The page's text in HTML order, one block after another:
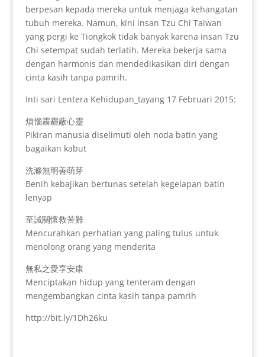
berpesan kepada mereka untuk menjaga kehangatan
tubuh mereka. Namun, kini insan Tzu Chi Taiwan
yang pergi ke Tiongkok tidak banyak karena insan Tzu
Chi setempat sudah terlatih. Mereka bekerja sama
dengan harmonis dan mendedikasikan diri dengan
cinta kasih tanpa pamrih.
Inti sari Lentera Kehidupan_tayang 17 Februari 2015:
煩惱霧霾蔽心靈
Pikiran manusia diselimuti oleh noda batin yang
bagaikan kabut
洗滌無明善萌芽
Benih kebajikan bertunas setelah kegelapan batin
lenyap
至誠關懷救苦難
Mencurahkan perhatian yang paling tulus untuk
menolong orang yang menderita
無私之愛享安康
Menciptakan hidup yang tenteram dengan
mengembangkan cinta kasih tanpa pamrih
http://bit.ly/1Dh26ku